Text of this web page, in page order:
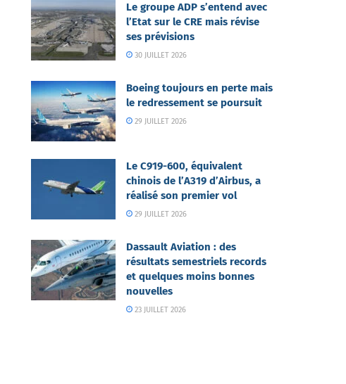
Le groupe ADP s’entend avec
l’Etat sur le CRE mais révise
ses prévisions
30 JUILLET 2026
Boeing toujours en perte mais
le redressement se poursuit
29 JUILLET 2026
Le C919-600, équivalent
chinois de l’A319 d’Airbus, a
réalisé son premier vol
29 JUILLET 2026
Dassault Aviation : des
résultats semestriels records
et quelques moins bonnes
nouvelles
23 JUILLET 2026